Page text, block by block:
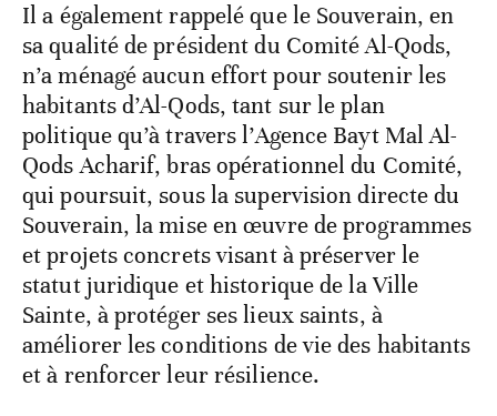
Il a également rappelé que le Souverain, en
sa qualité de président du Comité Al-Qods,
n’a ménagé aucun effort pour soutenir les
habitants d’Al-Qods, tant sur le plan
politique qu’à travers l’Agence Bayt Mal Al-
Qods Acharif, bras opérationnel du Comité,
qui poursuit, sous la supervision directe du
Souverain, la mise en œuvre de programmes
et projets concrets visant à préserver le
statut juridique et historique de la Ville
Sainte, à protéger ses lieux saints, à
améliorer les conditions de vie des habitants
et à renforcer leur résilience.